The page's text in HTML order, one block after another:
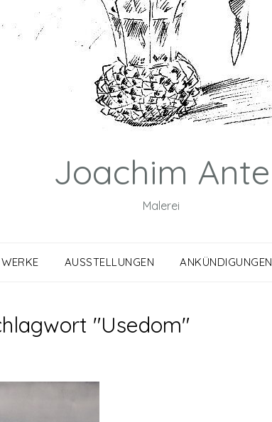
Joachim Ante
Malerei
WERKE AUSSTELLUNGEN ANKÜNDIGUNGEN
"Usedom"